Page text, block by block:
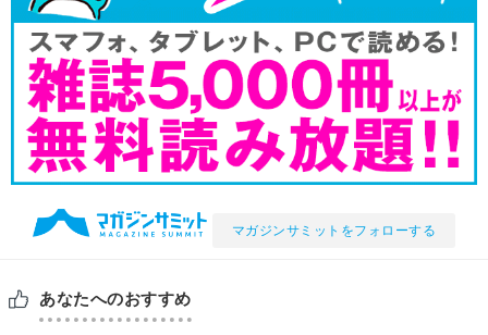
マガジンサミットをフォローする
あなたへのおすすめ